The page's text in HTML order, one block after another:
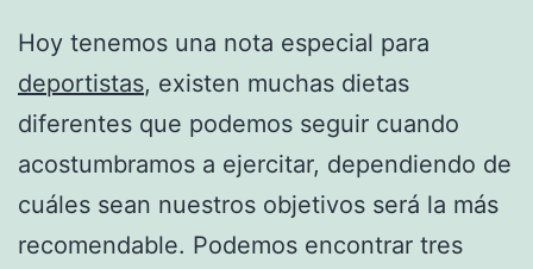
Hoy tenemos una nota especial para
deportistas, existen muchas dietas
diferentes que podemos seguir cuando
acostumbramos a ejercitar, dependiendo de
cuáles sean nuestros objetivos será la más
recomendable. Podemos encontrar tres